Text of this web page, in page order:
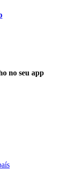
no seu app